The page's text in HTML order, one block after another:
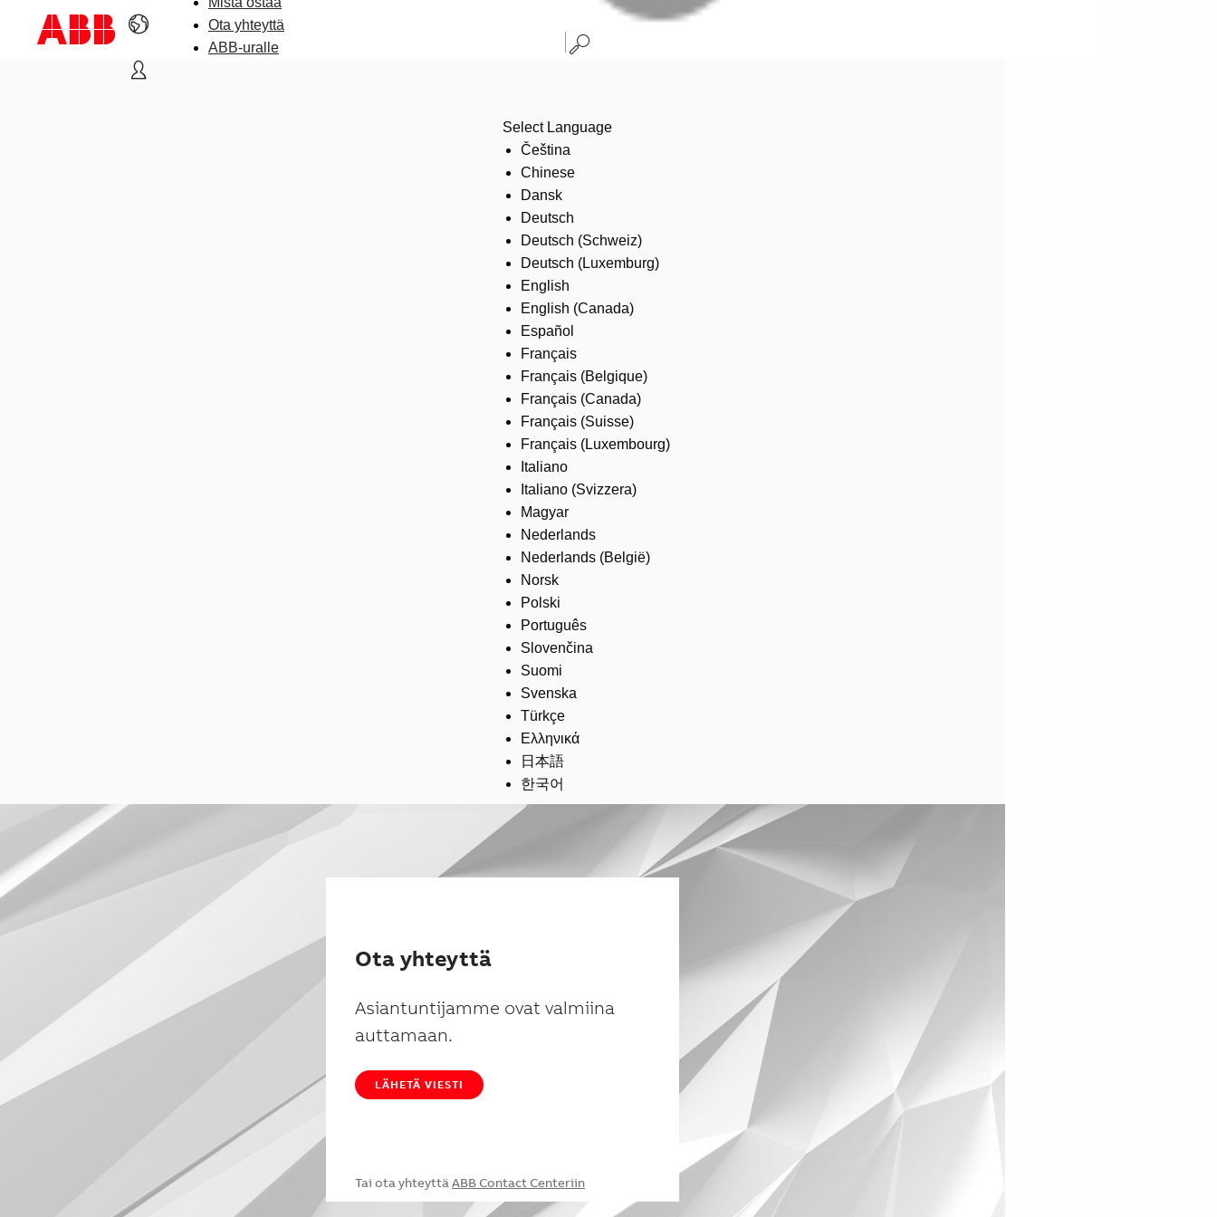
Ota yhteyttä
ABB-uralle
Select Language
Čeština
Chinese
Dansk
Deutsch
Deutsch (Schweiz)
Deutsch (Luxemburg)
English
English (Canada)
Español
Français
Français (Belgique)
Français (Canada)
Français (Suisse)
Français (Luxembourg)
Italiano
Italiano (Svizzera)
Magyar
Nederlands
Nederlands (België)
Norsk
Polski
Português
Slovenčina
Suomi
Svenska
Türkçe
Ελληνικά
日本語
한국어
Ota yhteyttä
Asiantuntijamme ovat valmiina
auttamaan.
LÄHETÄ VIESTI
Tai ota yhteyttäABB Contact Centeriin